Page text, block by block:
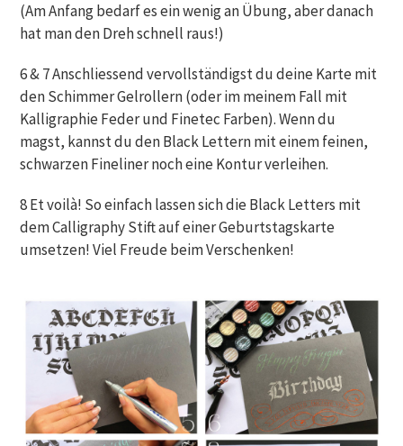
(Am Anfang bedarf es ein wenig an Übung, aber danach
hat man den Dreh schnell raus!)
6 & 7 Anschliessend vervollständigst du deine Karte mit
den Schimmer Gelrollern (oder im meinem Fall mit
Kalligraphie Feder und Finetec Farben). Wenn du
magst, kannst du den Black Lettern mit einem feinen,
schwarzen Fineliner noch eine Kontur verleihen.
8 Et voilà! So einfach lassen sich die Black Letters mit
dem Calligraphy Stift auf einer Geburtstagskarte
umsetzen! Viel Freude beim Verschenken!